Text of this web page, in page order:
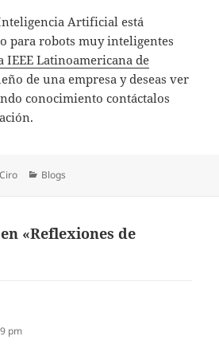
Artificial está
para robots muy inteligentes
IEEE Latinoamericana de
de una empresa y deseas ver
conocimiento contáctalos
Autor
Ciro Categorías
Blogs
«Reflexiones de
pm